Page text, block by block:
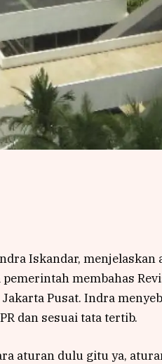
Iskandar,
pemerintah membahas
Pusat. Indra
dan sesuai tata tertib.
aturan dulu gitu ya,